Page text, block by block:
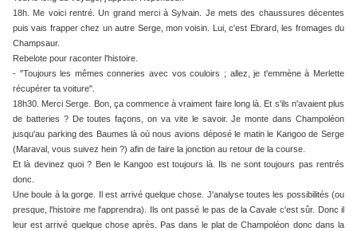
18h. Me voici rentré. Un grand merci à Sylvain. Je mets des chaussures décentes
puis vais frapper chez un autre Serge, mon voisin. Lui, c'est Ebrard, les fromages du
Champsaur.
Rebelote pour raconter l'histoire.
- "Toujours les mêmes conneries avec vos couloirs ; allez, je t'emmène à Merlette
récupérer ta voiture".
18h30. Merci Serge. Bon, ça commence à vraiment faire long là. Et s'ils n'avaient plus
de batteries ? De toutes façons, on va vite le savoir. Je monte dans Champoléon
jusqu'au parking des Baumes là où nous avions déposé le matin le Kangoo de Serge
(Maraval, vous suivez hein ?) afin de faire la jonction au retour de la course.
Et là devinez quoi ? Ben le Kangoo est toujours là. Ils ne sont toujours pas rentrés
donc.
Une boule à la gorge. Il est arrivé quelque chose. J'analyse toutes les possibilités (ou
presque, l'histoire me l'apprendra). Ils ont passé le pas de la Cavale c'est sûr. Donc il
leur est arrivé quelque chose après. Pas dans le plat de Champoléon donc dans la